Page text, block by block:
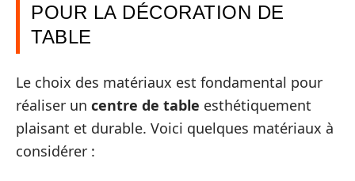
POUR LA DÉCORATION DE
TABLE
Le choix des matériaux est fondamental pour
réaliser un centre de table esthétiquement
plaisant et durable. Voici quelques matériaux à
considérer :